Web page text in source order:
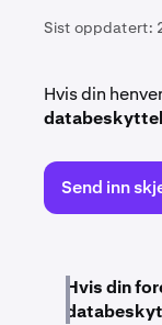
Sist oppdatert:
Hvis din
Send inn
Hvis din